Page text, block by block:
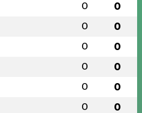
0 0
0 0
0 0
0 0
0 0
0 0